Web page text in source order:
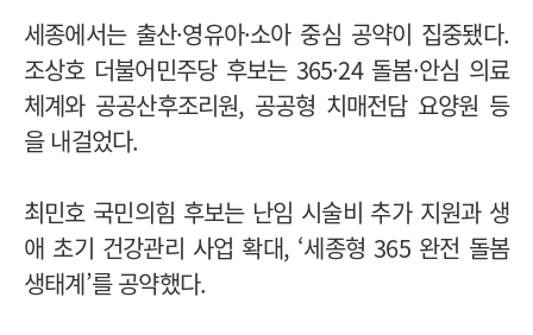
세종에서는 출산·영유아·소아 중심 공약이 집중됐다.
조상호 더불어민주당 후보는 365·24 돌봄·안심 의료
체계와 공공산후조리원, 공공형 치매전담 요양원 등
을 내걸었다.
최민호 국민의힘 후보는 난임 시술비 추가 지원과 생
애 초기 건강관리 사업 확대, ‘세종형 365 완전 돌봄
생태계’를 공약했다.